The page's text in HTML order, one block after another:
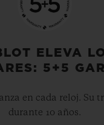
ELEVA
5+5
en cada reloj. Su
durante 10 años.